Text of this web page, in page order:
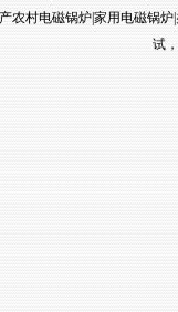
农村电磁锅炉|家用电磁锅炉|
试